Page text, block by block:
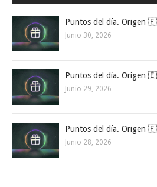
Puntos del día. Origen
Junio 30, 2026
Puntos del día. Origen
Junio 29, 2026
Puntos del día. Origen
Junio 28, 2026